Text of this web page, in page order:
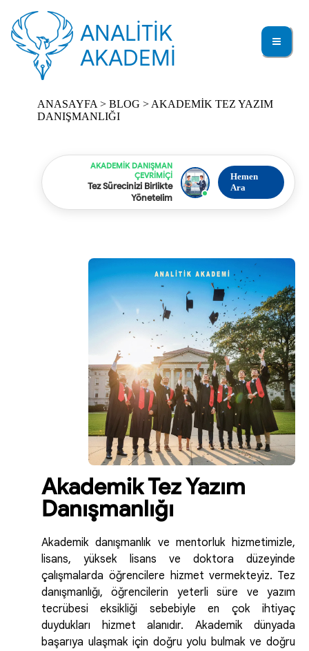
ANALİTİK
AKADEMİ
ANASAYFA > BLOG > AKADEMİK TEZ YAZIM
DANIŞMANLIĞI
AKADEMIK DANIŞMAN
ÇEVRIMIÇI
Tez Sürecinizi Birlikte
Yönetelim
Hemen
Ara
Akademik Tez Yazım
Danışmanlığı
Akademik danışmanlık ve mentorluk hizmetimizle,
lisans, yüksek lisans ve doktora düzeyinde
çalışmalarda öğrencilere hizmet vermekteyiz. Tez
danışmanlığı, öğrencilerin yeterli süre ve yazım
tecrübesi eksikliği sebebiyle en çok ihtiyaç
duydukları hizmet alanıdır. Akademik dünyada
başarıya ulaşmak için doğru yolu bulmak ve doğru